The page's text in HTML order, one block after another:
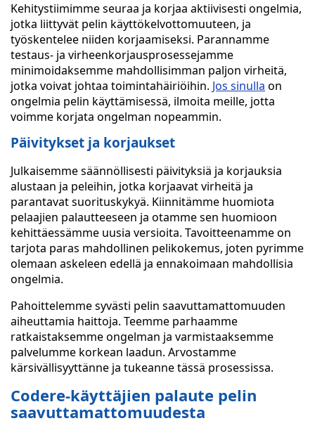
Kehitystiimimme seuraa ja korjaa aktiivisesti ongelmia,
jotka liittyvät pelin käyttökelvottomuuteen, ja
työskentelee niiden korjaamiseksi. Parannamme
testaus- ja virheenkorjausprosessejamme
minimoidaksemme mahdollisimman paljon virheitä,
jotka voivat johtaa toimintahäiriöihin. Jos sinulla on
ongelmia pelin käyttämisessä, ilmoita meille, jotta
voimme korjata ongelman nopeammin.
Päivitykset ja korjaukset
Julkaisemme säännöllisesti päivityksiä ja korjauksia
alustaan ja peleihin, jotka korjaavat virheitä ja
parantavat suorituskykyä. Kiinnitämme huomiota
pelaajien palautteeseen ja otamme sen huomioon
kehittäessämme uusia versioita. Tavoitteenamme on
tarjota paras mahdollinen pelikokemus, joten pyrimme
olemaan askeleen edellä ja ennakoimaan mahdollisia
ongelmia.
Pahoittelemme syvästi pelin saavuttamattomuuden
aiheuttamia haittoja. Teemme parhaamme
ratkaistaksemme ongelman ja varmistaaksemme
palvelumme korkean laadun. Arvostamme
kärsivällisyyttänne ja tukeanne tässä prosessissa.
Codere-käyttäjien palaute pelin
saavuttamattomuudesta